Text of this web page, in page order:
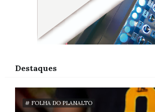
Destaques
# FOLHA DO PLANALTO